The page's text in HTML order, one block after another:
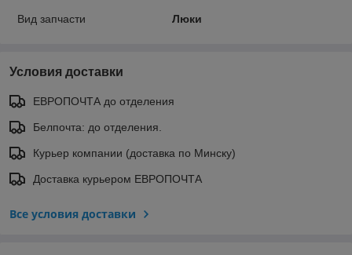
Вид запчасти Люки
Условия доставки
ЕВРОПОЧТА до отделения
Белпочта: до отделения.
Курьер компании (доставка по Минску)
Доставка курьером ЕВРОПОЧТА
Все условия доставки